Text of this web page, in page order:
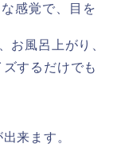
感覚で、目を
お風呂上がり、
するだけでも
来ます。